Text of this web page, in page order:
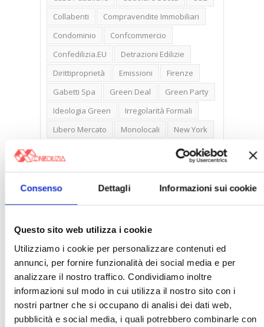
Consenso Dettagli Informazioni sui cookie
Questo sito web utilizza i cookie
Utilizziamo i cookie per personalizzare contenuti ed
annunci, per fornire funzionalità dei social media e per
analizzare il nostro traffico. Condividiamo inoltre
informazioni sul modo in cui utilizza il nostro sito con i
nostri partner che si occupano di analisi dei dati web,
pubblicità e social media, i quali potrebbero combinarle con
Collabenti
Compravendite Immobiliari
Condominio
Confcommercio
Confedilizia.EU
Detrazioni Edilizie
Dirittiproprietà
Emissioni
Firenze
Gabetti Spa
Green Deal
Green Party
Ideologia Green
Irregolarità Formali
Libero Mercato
Monolocali
New York
Rendite Catastali
Rivoluzioneliberale
Ruderi
Sicurezza
Sommerso
Cerca